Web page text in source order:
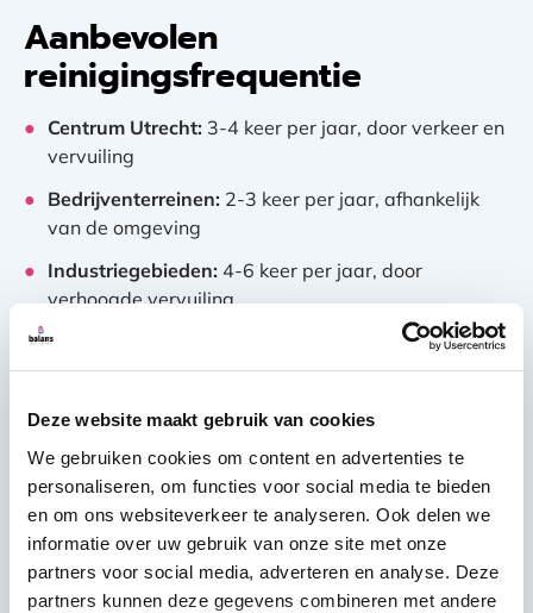
Deze website maakt gebruik van cookies
We gebruiken cookies om content en advertenties te
personaliseren, om functies voor social media te bieden
en om ons websiteverkeer te analyseren. Ook delen we
informatie over uw gebruik van onze site met onze
partners voor social media, adverteren en analyse. Deze
partners kunnen deze gegevens combineren met andere
Aanbevolen
reinigingsfrequentie
Centrum Utrecht: 3-4 keer per jaar, door verkeer en
vervuiling
Bedrijventerreinen: 2-3 keer per jaar, afhankelijk
van de omgeving
Industriegebieden: 4-6 keer per jaar, door
verhoogde vervuiling
Rustige locaties:
2 keer per jaar is meestal
voldoende
Waar moet je op letten
bij het kiezen van een
langdurige
schoonmaakpartner?